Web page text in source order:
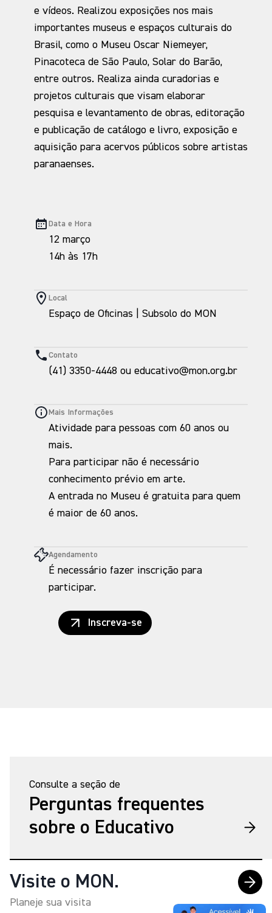
e vídeos. Realizou exposições nos mais
importantes museus e espaços culturais do
Brasil, como o Museu Oscar Niemeyer,
Pinacoteca de São Paulo, Solar do Barão,
entre outros. Realiza ainda curadorias e
projetos culturais que visam elaborar
pesquisa e levantamento de obras, editoração
e publicação de catálogo e livro, exposição e
aquisição para acervos públicos sobre artistas
paranaenses.
Data e Hora
12 março
14h às 17h
Local
Espaço de Oficinas | Subsolo do MON
Contato
(41) 3350-4448 ou educativo@mon.org.br
Mais Informações
Atividade para pessoas com 60 anos ou
mais.
Para participar não é necessário
conhecimento prévio em arte.
A entrada no Museu é gratuita para quem
é maior de 60 anos.
Agendamento
É necessário fazer inscrição para
participar.
Inscreva-se
Consulte a seção de
Perguntas frequentes
sobre o Educativo
Visite o MON.
Planeje sua visita